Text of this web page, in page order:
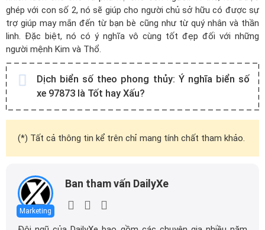
ghép với con số 2, nó sẽ giúp cho người chủ sở hữu có được sự
trợ giúp may mắn đến từ bạn bè cũng như từ quý nhân và thần
linh. Đặc biệt, nó có ý nghĩa vô cùng tốt đẹp đối với những
người mệnh Kim và Thổ.
Dịch biển số theo phong thủy: Ý nghĩa biển số
xe 97873 là Tốt hay Xấu?
(*) Tất cả thông tin kể trên chỉ mang tính chất tham khảo.
Marketing
Ban tham vấn DailyXe